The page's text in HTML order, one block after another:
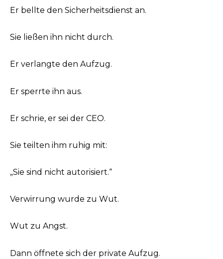
Er bellte den Sicherheitsdienst an.
Sie ließen ihn nicht durch.
Er verlangte den Aufzug.
Er sperrte ihn aus.
Er schrie, er sei der CEO.
Sie teilten ihm ruhig mit:
„Sie sind nicht autorisiert.“
Verwirrung wurde zu Wut.
Wut zu Angst.
Dann öffnete sich der private Aufzug.